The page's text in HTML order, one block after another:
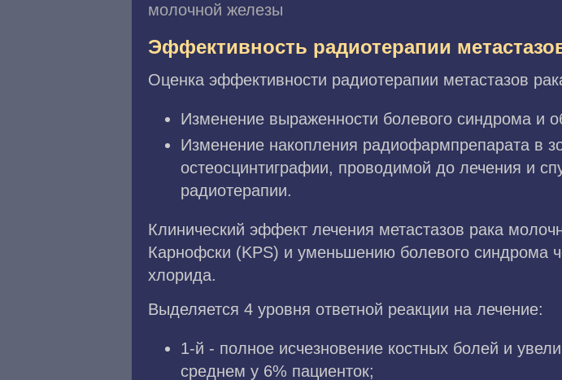
молочной железы
Эффективность радиотерапии
Оценка эффективности радиотерапии метастазов
Изменение выраженности болевого синдрома и
Изменение накопления радиофармпрепарата в
остеосцинтиграфии, проводимой до лечения и
радиотерапии.
Клинический эффект лечения метастазов рака
Карнофски (KPS) и уменьшению болевого синдрома
хлорида.
Выделяется 4 уровня ответной реакции на лечение:
1-й - полное исчезновение костных болей и
среднем у 6% пациенток;